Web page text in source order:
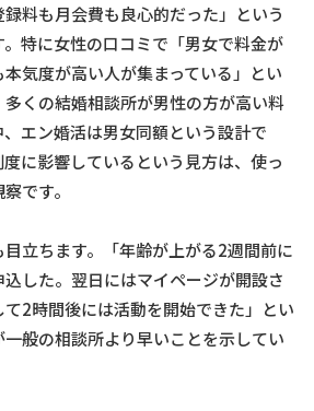
料も月会費も良心的だった」という
特に女性の口コミで「男女で料金が
気度が高い人が集まっている」とい
くの結婚相談所が男性の方が高い料
エン婚活は男女同額という設計で
に影響しているという見方は、使っ
です。
立ちます。「年齢が上がる2週間前に
した。翌日にはマイページが開設さ
2時間後には活動を開始できた」とい
般の相談所より早いことを示してい